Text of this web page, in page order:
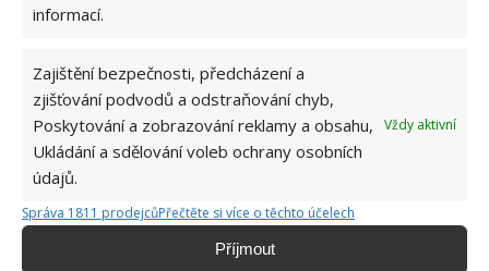
informací.
Zajištění bezpečnosti, předcházení a
zjišťování podvodů a odstraňování chyb,
Poskytování a zobrazování reklamy a obsahu,
Ukládání a sdělování voleb ochrany osobních
údajů.
Vždy aktivní
Správa 1811 prodejcůPřečtěte si více o těchto účelech
Příjmout
přidala během svých studií a práce
redaktorky ji tak nadchla, že se
rozhodla zůstat. Její v...[Více o
autorovi]